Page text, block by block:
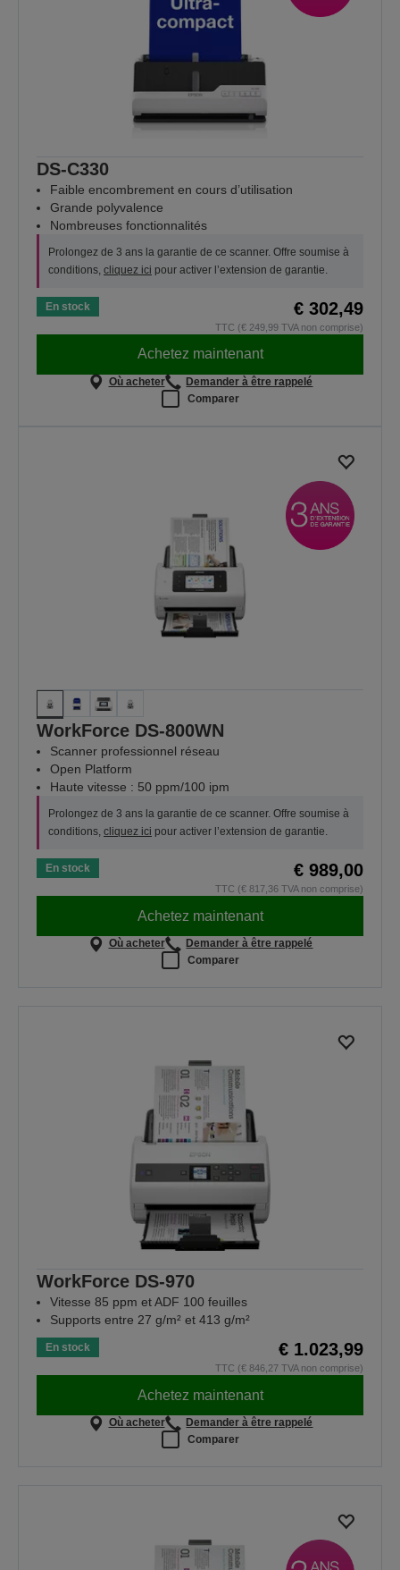
DS-C330
Faible encombrement en cours d’utilisation
Grande polyvalence
Nombreuses fonctionnalités
Prolongez de 3 ans la garantie de ce scanner. Offre soumise à
conditions, cliquez ici pour activer l’extension de garantie.
En stock € 302,49
TTC (€ 249,99 TVA non comprise)
Achetez maintenant
Où acheter
Demander à être rappelé
Comparer
WorkForce DS-800WN
Scanner professionnel réseau
Open Platform
Haute vitesse : 50 ppm/100 ipm
Prolongez de 3 ans la garantie de ce scanner. Offre soumise à
conditions, cliquez ici pour activer l’extension de garantie.
En stock € 989,00
TTC (€ 817,36 TVA non comprise)
Achetez maintenant
Où acheter
Demander à être rappelé
Comparer
WorkForce DS-970
Vitesse 85 ppm et ADF 100 feuilles
Supports entre 27 g/m² et 413 g/m²
En stock € 1.023,99
TTC (€ 846,27 TVA non comprise)
Achetez maintenant
Où acheter
Demander à être rappelé
Comparer